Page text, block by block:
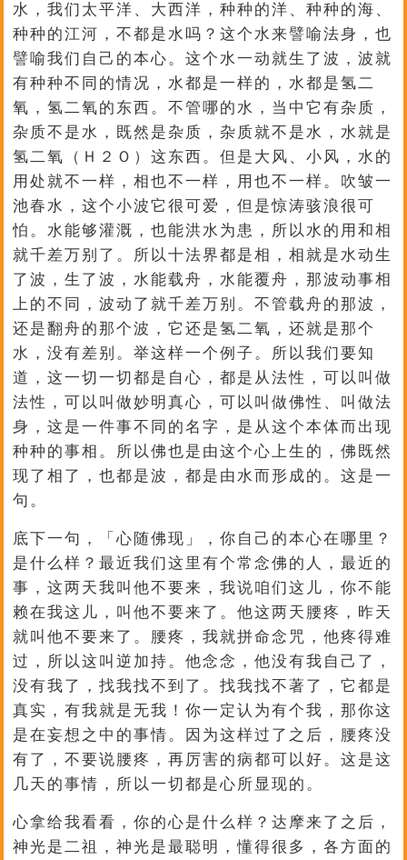
水，我们太平洋、大西洋，种种的洋、种种的海、
种种的江河，不都是水吗？这个水来譬喻法身，也
譬喻我们自己的本心。这个水一动就生了波，波就
有种种不同的情况，水都是一样的，水都是氢二
氧，氢二氧的东西。不管哪的水，当中它有杂质，
杂质不是水，既然是杂质，杂质就不是水，水就是
氢二氧（Ｈ２Ｏ）这东西。但是大风、小风，水的
用处就不一样，相也不一样，用也不一样。吹皱一
池春水，这个小波它很可爱，但是惊涛骇浪很可
怕。水能够灌溉，也能洪水为患，所以水的用和相
就千差万别了。所以十法界都是相，相就是水动生
了波，生了波，水能载舟，水能覆舟，那波动事相
上的不同，波动了就千差万别。不管载舟的那波，
还是翻舟的那个波，它还是氢二氧，还就是那个
水，没有差别。举这样一个例子。所以我们要知
道，这一切一切都是自心，都是从法性，可以叫做
法性，可以叫做妙明真心，可以叫做佛性、叫做法
身，这是一件事不同的名字，是从这个本体而出现
种种的事相。所以佛也是由这个心上生的，佛既然
现了相了，也都是波，都是由水而形成的。这是一
句。
底下一句，「心随佛现」，你自己的本心在哪里？
是什么样？最近我们这里有个常念佛的人，最近的
事，这两天我叫他不要来，我说咱们这儿，你不能
赖在我这儿，叫他不要来了。他这两天腰疼，昨天
就叫他不要来了。腰疼，我就拼命念咒，他疼得难
过，所以这叫逆加持。他念念，他没有我自己了，
没有我了，找我找不到了。找我找不著了，它都是
真实，有我就是无我！你一定认为有个我，那你这
是在妄想之中的事情。因为这样过了之后，腰疼没
有了，不要说腰疼，再厉害的病都可以好。这是这
几天的事情，所以一切都是心所显现的。
心拿给我看看，你的心是什么样？达摩来了之后，
神光是二祖，神光是最聪明，懂得很多，各方面的